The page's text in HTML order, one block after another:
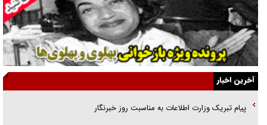
قصه ناتمام سرویس مدارس
آیا مقاومت فلسطین خلع‌سلاح می‌شود؟
الگوی وحدت‌آفرین در ادراک سیاست خارجی
گفتگوی دکتر اخوان مدیرمسئول روزنامه جوان با برنامه تلویزیونی «نبرد
هرمز»
آخرین اخبار
پیام تبریک وزارت اطلاعات به مناسبت روز خبرنگار